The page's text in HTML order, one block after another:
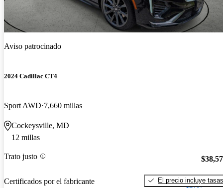
Aviso patrocinado
2024 Cadillac CT4
Sport AWD 7,660 millas
Cockeysville, MD
12 millas
Trato justo
Certificados por el fabricante
El precio incluye tasas